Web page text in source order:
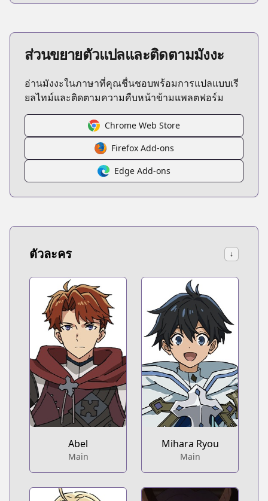
ส่วนขยายตัวแปลและติดตามมังงะ
อ่านมังงะในภาษาที่คุณชื่นชอบพร้อมการแปลแบบเรี
ยลไทม์และติดตามความคืบหน้าข้ามแพลตฟอร์ม
Chrome Web Store
Firefox Add-ons
Edge Add-ons
ตัวละคร ↓
Abel
Main
Mihara Ryou
Main